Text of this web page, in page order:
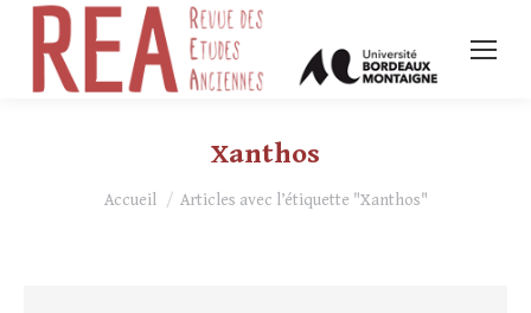
Xanthos
Vous êtes ici :
Accueil Articles avec l’étiquette "Xanthos"